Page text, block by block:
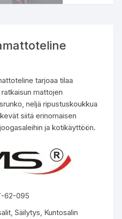
tarjoaa tilaa
mattojen
neljä ripustuskoukkua
siitä erinomaisen
ja kotikäyttöön.
62-095
,Säilytys, Kuntosalin